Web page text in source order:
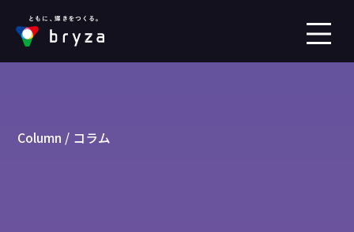
Column / コラム